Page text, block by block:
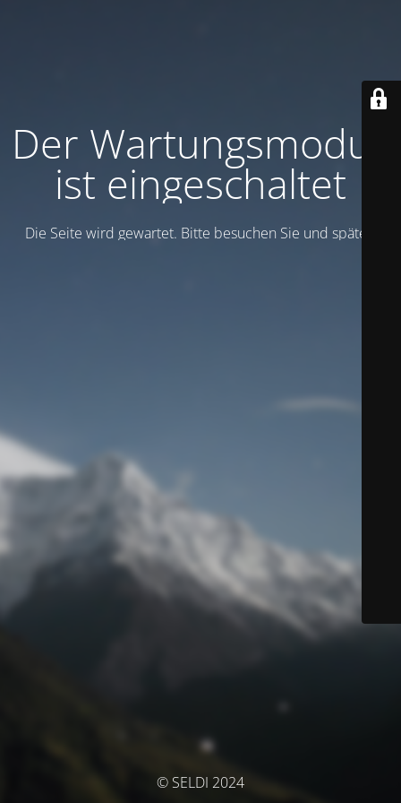
Der Wartungsmodus
ist eingeschaltet
Die Seite wird gewartet. Bitte besuchen Sie und später.
© SELDI 2024